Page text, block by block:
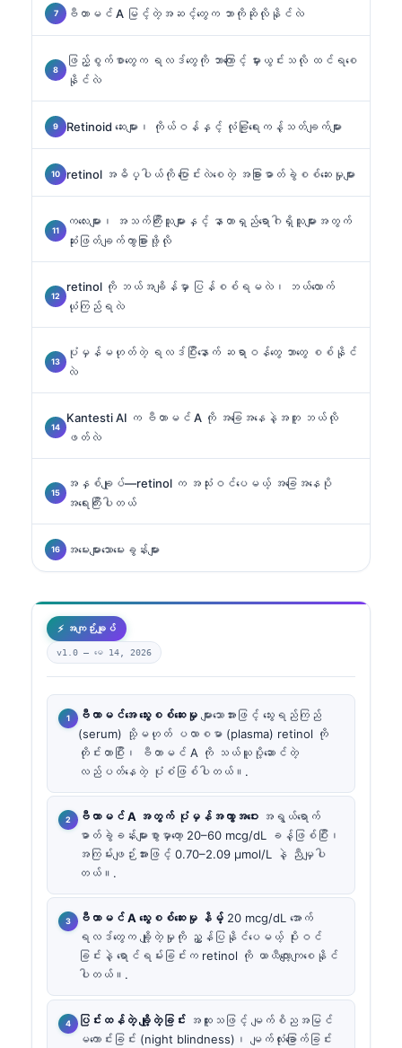
ဗီတာမင် A မြင့်တဲ့အဆင့်တွေက ဘာကိုဆိုလိုနိုင်လဲ
ဖြည့်စွက်စာတွေက ရလဒ်တွေကို ဘာကြောင့် မှားယွင်းသလို ထင်ရစေ
နိုင်လဲ
Retinoid ဆေးများ၊ ကိုယ်ဝန်နှင့် လုံခြုံရေးကန့်သတ်ချက်များ
retinol အဓိပ္ပါယ်ကို ပြောင်းလဲစေတဲ့ အခြားဓာတ်ခွဲစစ်ဆေးမှုများ
ကလေးများ၊ အသက်ကြီးသူများနှင့် နာတာရှည်ရောဂါရှိသူများအတွက်
ဆုံးဖြတ်ချက်ကွာခြားဖို့လို
retinol ကို ဘယ်အချိန်မှာ ပြန်စစ်ရမလဲ၊ ဘယ်လောက်
ယုံကြည်ရလဲ
ပုံမှန်မဟုတ်တဲ့ ရလဒ်ပြီးနောက် ဆရာဝန်တွေ ဘာတွေ စစ်နိုင်
လဲ
Kantesti AI က ဗီတာမင် A ကို အခြေအနေနဲ့အတူ ဘယ်လို
ဖတ်လဲ
အနှစ်ချုပ်—retinol က အသုံးဝင်ပေမယ့် အခြေအနေပို
အရေးကြီးပါတယ်
အမေးများသောမေးခွန်းများ
⚡ အကျဉ်းချုပ်
v1.0 — မေ 14, 2026
ဗီတာမင်အေ သွေးစစ်ဆေးမှု များသောအားဖြင့် သွေးရည်ကြည်
(serum) သို့မဟုတ် ပလာစမာ (plasma) retinol ကို
တိုင်းတာပြီး၊ ဗီတာမင် A ကို သယ်ယူပို့ဆောင်တဲ့
လည်ပတ်နေတဲ့ ပုံစံဖြစ်ပါတယ်။.
ဗီတာမင် A အတွက် ပုံမှန်အကွာအဝေး အရွယ်ရောက်
ဓာတ်ခွဲခန်းများစွာမှာတော့ 20–60 mcg/dL ခန့်ဖြစ်ပြီး၊
အကြမ်းဖျဉ်းအားဖြင့် 0.70–2.09 µmol/L နဲ့ ညီမျှပါ
တယ်။.
ဗီတာမင် A သွေးစစ်ဆေးမှု နိမ့် 20 mcg/dL အောက်
ရလဒ်တွေက ချို့တဲ့မှုကို ညွှန်ပြနိုင်ပေမယ့် ပိုးဝင်
ခြင်းနဲ့ ရောင်ရမ်းခြင်းက retinol ကို ယာယီလျော့ကျစေနိုင်
ပါတယ်။.
ပြင်းထန်တဲ့ ချို့တဲ့ခြင်း အထူးသဖြင့် မျက်စိညအမြင်
မကောင်းခြင်း (night blindness)၊ မျက်လုံးခြောက်ခြင်း